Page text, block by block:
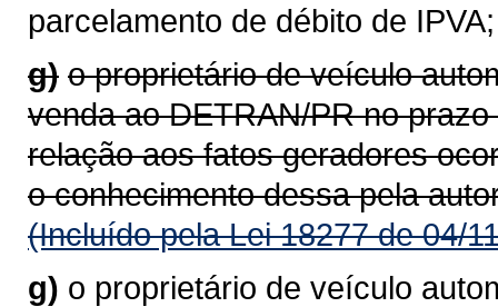
parcelamento de débito de IPVA;
g) o proprietário de veículo
venda ao DETRAN/PR no
relação aos fatos geradores
o conhecimento dessa pela
(Incluído pela Lei 18277 de 04/
g) o proprietário de veículo